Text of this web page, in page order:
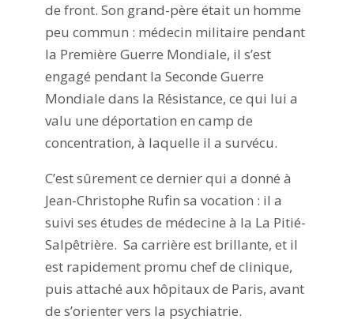
de front. Son grand-père était un homme
peu commun : médecin militaire pendant
la Première Guerre Mondiale, il s’est
engagé pendant la Seconde Guerre
Mondiale dans la Résistance, ce qui lui a
valu une déportation en camp de
concentration, à laquelle il a survécu.
C’est sûrement ce dernier qui a donné à
Jean-Christophe Rufin sa vocation : il a
suivi ses études de médecine à la La Pitié-
Salpêtrière. Sa carrière est brillante, et il
est rapidement promu chef de clinique,
puis attaché aux hôpitaux de Paris, avant
de s’orienter vers la psychiatrie.